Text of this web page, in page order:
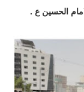
الحسين ع .